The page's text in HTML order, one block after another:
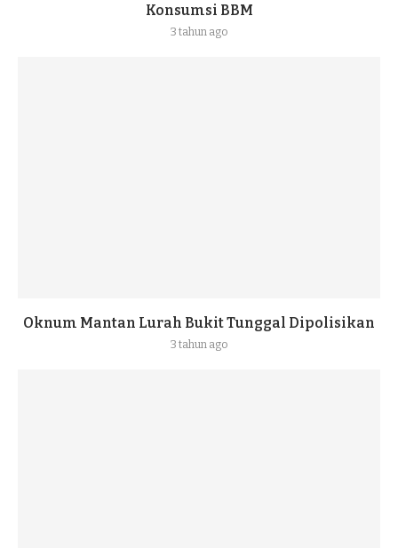
Konsumsi BBM
3 tahun ago
Oknum Mantan Lurah Bukit Tunggal Dipolisikan
3 tahun ago